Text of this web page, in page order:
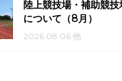
陸上競技場・補助競
について（8月）
2026.08.06 他